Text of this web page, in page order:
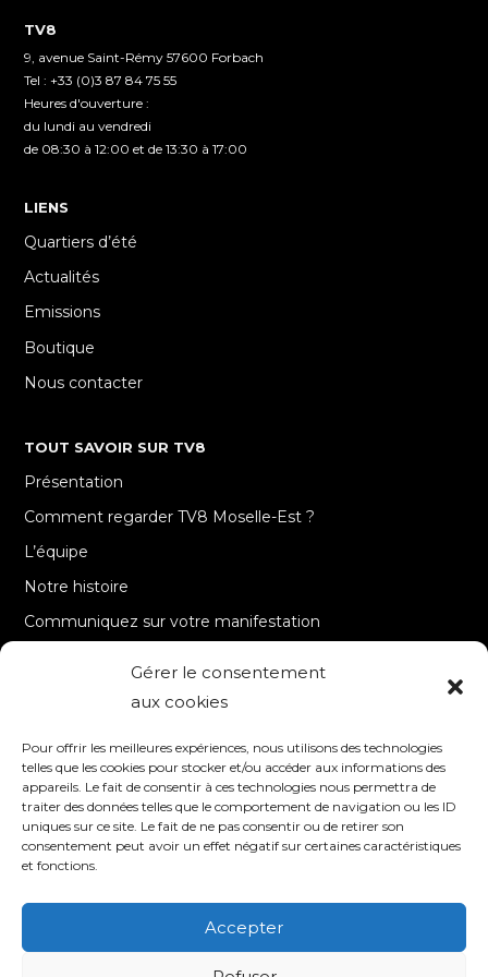
Gérer le consentement
aux cookies
Pour offrir les meilleures expériences, nous utilisons des technologies
telles que les cookies pour stocker et/ou accéder aux informations des
appareils. Le fait de consentir à ces technologies nous permettra de
traiter des données telles que le comportement de navigation ou les ID
uniques sur ce site. Le fait de ne pas consentir ou de retirer son
consentement peut avoir un effet négatif sur certaines caractéristiques
et fonctions.
Accepter
TV8
9, avenue Saint-Rémy 57600 Forbach
Tel : +33 (0)3 87 84 75 55
Heures d'ouverture :
du lundi au vendredi
de 08:30 à 12:00 et de 13:30 à 17:00
LIENS
Quartiers d’été
Actualités
Emissions
Boutique
Nous contacter
TOUT SAVOIR SUR TV8
Présentation
Comment regarder TV8 Moselle-Est ?
L’équipe
Notre histoire
Communiquez sur votre manifestation
Contact
Mentions Légales / Crédits
Politique de cookies (UE)
Politique de confidentialité – RGPD